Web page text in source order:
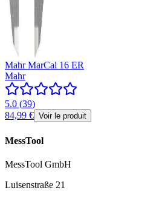
Mahr MarCal 16 ER
Mahr
5.0 (39)
84,99 € Voir le produit
MessTool
MessTool GmbH
Luisenstraße 21